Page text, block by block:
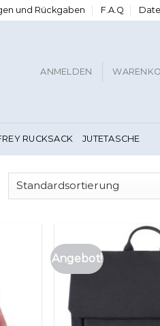
und Rückgaben F.A.Q
ANMELDEN
RUCKSACK JUTETASCHE
Angebot!